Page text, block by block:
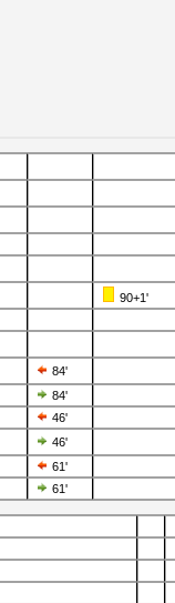
90+1'
84'
84'
46'
46'
61'
61'